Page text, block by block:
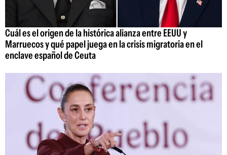
Cuál es el origen de la histórica alianza entre EEUU y
Marruecos y qué papel juega en la crisis migratoria en el
enclave español de Ceuta